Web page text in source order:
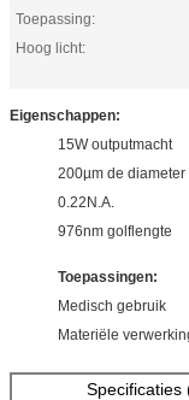
Toepassing:
Hoog licht:
Eigenschappen:
15W outputmacht
200µm de
0.22N.A.
976nm golflengte
Toepassingen:
Medisch gebruik
Materiële